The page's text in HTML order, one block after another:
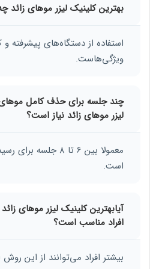
بهترین کلینیک لیزر موهای زائد
استفاده از دستگاه‌های
ویژگی‌هاست.
چند جلسه برای حذف کامل موهای
لیزر موهای زائد نیاز است؟
معمولا بین 6 تا 8
است.
آیابهترین کلینیک لیزر موهای
افراد مناسب است؟
بیشتر افراد می‌توانند از این روش